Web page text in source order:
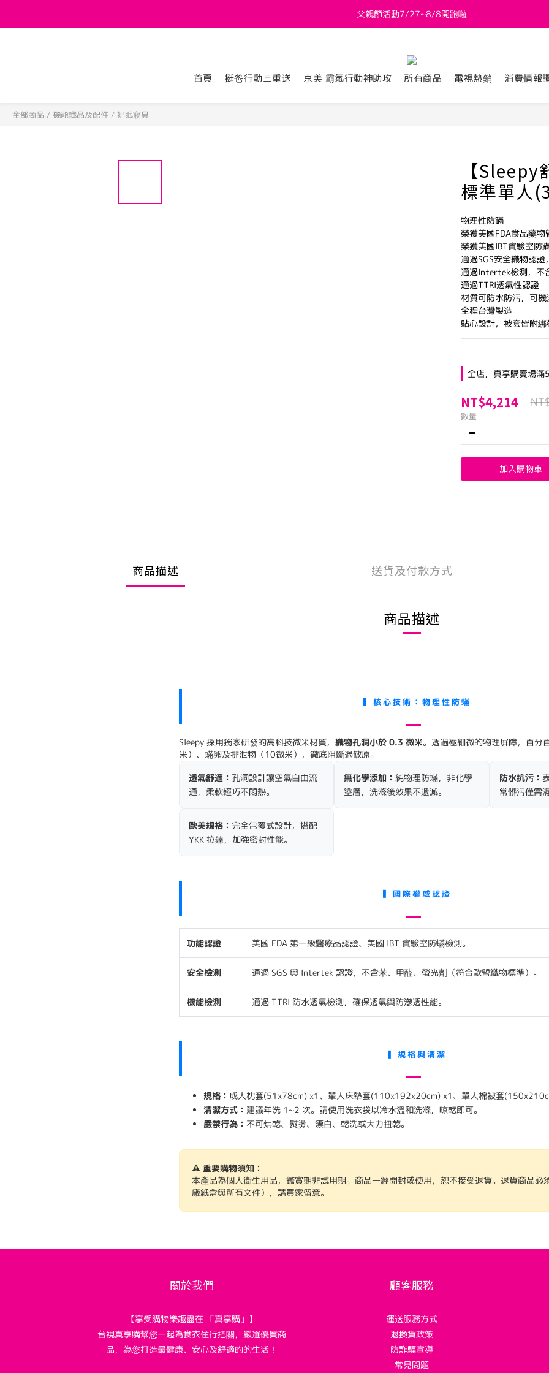
新會員送 $800購物金
父親節活動7/27~8/8開跑囉
首頁 挺爸行動三重送 京美 霸氣行動神助攻 所有商品 電視熱銷 消費情報
全部商品 / 機能織品及配件 / 好眠寢具
【
標準單人
物理性防蹣
榮獲美國FDA食品藥
榮獲美國IBT實驗室防
通過SGS安全織物認
通過Intertek檢測，不
通過TTRI透氣性認證
材質可防水防污，可
全程台灣製造
貼心設計，被套皆附
全店，真享購賣場滿
NT$4,214
數量
加入購物車
商品描述 送貨及付款方式
商品描述
▍核心技術：物理性防蟎
Sleepy 採用獨家研發的高科技微米材質， 織物孔洞小於 0.3 微米。透過極細微的物理屏障，百分
米）、蟎卵及排泄物（10微米），徹底阻斷過敏原。
透氣舒適： 孔洞設計讓空氣自由流
通，柔軟輕巧不悶熱。
無化學添加：純物理防蟎，非化學
塗層，洗滌後效果不遞減。
防水抗污：
常髒污僅需
歐美規格： 完全包覆式設計，搭配
YKK 拉鍊，加強密封性能。
▍國際權威認證
功能認證 美國 FDA 第一級醫療品認證、美國 IBT 實驗室防蟎檢測。
安全檢測 通過 SGS 與 Intertek 認證，不含苯、甲醛、螢光劑（符合歐盟織物標準）。
機能檢測 通過 TTRI 防水透氣檢測，確保透氣與防滲透性能。
▍規格與清潔
規格： 成人枕套(51x78cm) x1、單人床墊套(110x192x20cm) x1、單人棉被套
清潔方式： 建議年洗 1~2 次。請使用洗衣袋以冷水溫和洗滌，晾乾即可。
嚴禁行為： 不可烘乾、熨燙、漂白、乾洗或大力扭乾。
⚠️ 重要購物須知：
本產品為個人衛生用品，鑑賞期非試用期。商品一經開封或使用，恕不接受退貨。退貨商品必
廠紙盒與所有文件），請買家留意。
關於我們
【享受購物樂趣盡在 「真享購」】
台視真享購幫您一起為食衣住行把關，嚴選優質商
品，為您打造最健康、安心及舒適的的生活！
顧客服務
運送服務方式
退換貨政策
防詐騙宣導
常見問題